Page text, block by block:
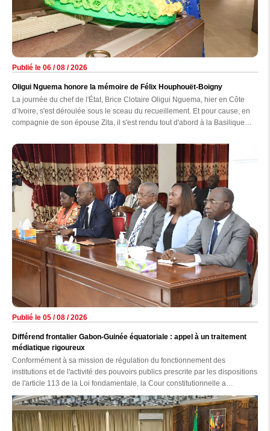
Publié le 06 / 08 / 2026
Oligui Nguema honore la mémoire de Félix Houphouët-Boigny
La journée du chef de l'État, Brice Clotaire Oligui Nguema, hier en Côte
d’Ivoire, s'est déroulée sous le sceau du recueillement. Et pour cause, en
compagnie de son épouse Zita, il s'est rendu tout d'abord à la Basilique
tombe du premier président ivoirien, Félix Houphouët-Boigny.
Publié le 05 / 08 / 2026
Différend frontalier Gabon-Guinée équatoriale : appel à un traitement
médiatique rigoureux
Conformément à sa mission de régulation du fonctionnement des
institutions et de l'activité des pouvoirs publics prescrite par les dispositions
de l'article 113 de la Loi fondamentale, la Cour constitutionnelle a
auditionné, hier au palais de la Constitution, les responsables des
principaux médias nationaux, en présence des membres de la Haute
autorité de la Communication (HAC).